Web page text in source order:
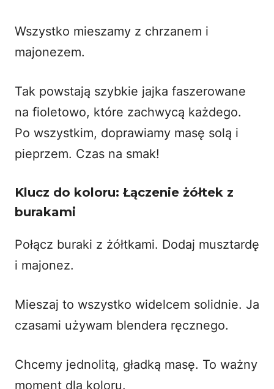
Wszystko mieszamy z chrzanem i
majonezem.
Tak powstają szybkie jajka faszerowane
na fioletowo, które zachwycą każdego.
Po wszystkim, doprawiamy masę solą i
pieprzem. Czas na smak!
Klucz do koloru: Łączenie żółtek z
burakami
Połącz buraki z żółtkami. Dodaj musztardę
i majonez.
Mieszaj to wszystko widelcem solidnie. Ja
czasami używam blendera ręcznego.
Chcemy jednolitą, gładką masę. To ważny
moment dla koloru.